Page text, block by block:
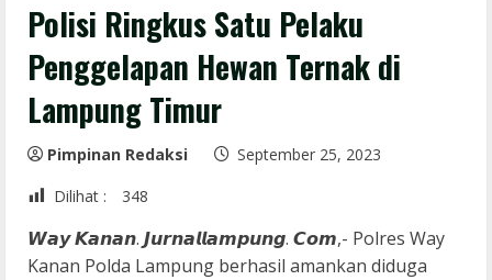
Polisi Ringkus Satu Pelaku
Penggelapan Hewan Ternak di
Lampung Timur
Pimpinan Redaksi
September 25, 2023
Dilihat :
348
𝙒𝙖𝙮 𝙆𝙖𝙣𝙖𝙣. 𝙅𝙪𝙧𝙣𝙖𝙡𝙡𝙖𝙢𝙥𝙪𝙣𝙜. 𝘾𝙤𝙢,- Polres Way
Kanan Polda Lampung berhasil amankan diduga